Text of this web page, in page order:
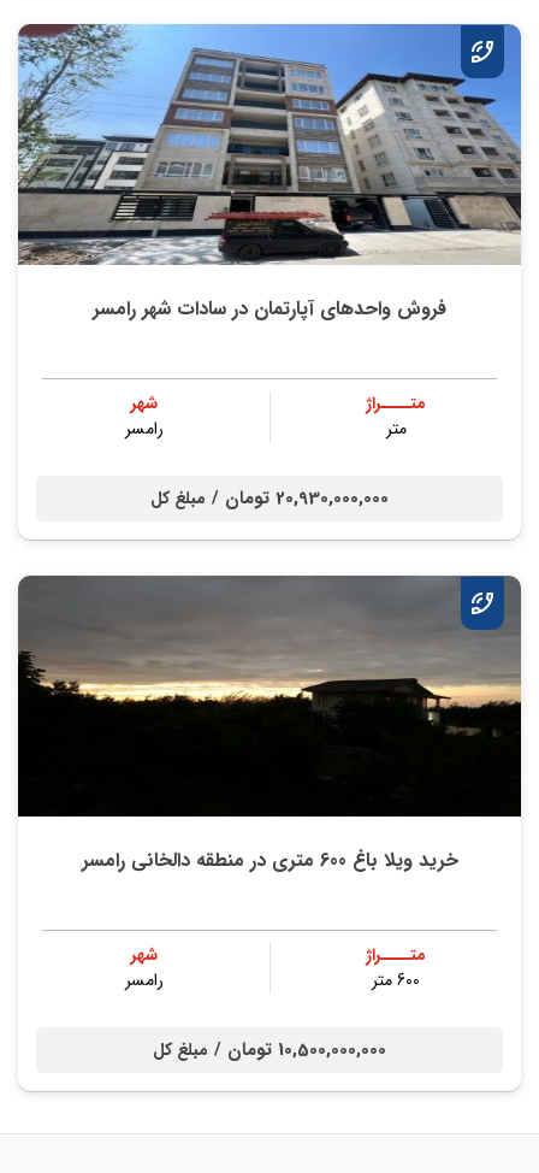
فروش واحدهای آپارتمان در سادات شهر رامسر
متــــراژ
متر
شهر
رامسر
20,930,000,000 تومان / مبلغ کل
خرید ویلا باغ 600 متری در منطقه دالخانی رامسر
متــــراژ
600 متر
شهر
رامسر
10,500,000,000 تومان / مبلغ کل